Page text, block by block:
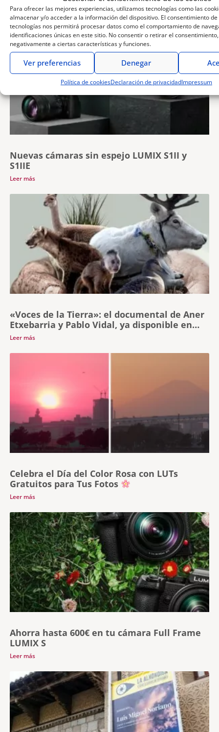
Para ofrecer las mejores experiencias, utilizamos tecnologías como las
almacenar y/o acceder a la información del dispositivo. El consentimiento de
tecnologías nos permitirá procesar datos como el comportamiento de
identificaciones únicas en este sitio. No consentir o retirar el
negativamente a ciertas características y funciones.
Denegar
Ver preferencias
Política de cookiesDeclaración de privacidadImpressum
objetivo Lumix S
Leer más
Nuevas cámaras sin espejo LUMIX S1II y
S1IIE
Leer más
«Voces de la Tierra»: el documental de Aner
Etxebarria y Pablo Vidal, ya disponible en
Filmin
Leer más
Celebra el Día del Color Rosa con LUTs
Gratuitos para Tus Fotos
Leer más
Ahorra hasta 600€ en tu cámara Full Frame
LUMIX S
Leer más